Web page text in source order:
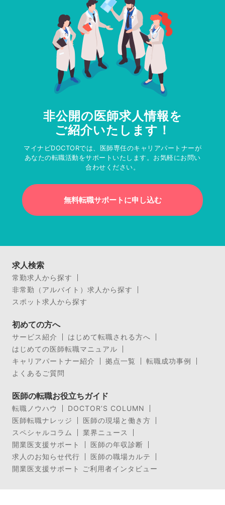
非公開の医師求人情報を
ご紹介いたします！
マイナビDOCTORでは、医師専任のキャリアパートナーが
あなたの転職活動をサポートいたします。お気軽にお問い
合わせください。
無料転職サポートに申し込む
求人検索
常勤求人から探す
非常勤（アルバイト）求人から探す
スポット求人から探す
初めての方へ
サービス紹介
はじめて転職される方へ
はじめての医師転職マニュアル
キャリアパートナー紹介
拠点一覧
転職成功事例
よくあるご質問
医師の転職お役立ちガイド
転職ノウハウ
DOCTOR’S COLUMN
医師転職ナレッジ
医師の現場と働き方
スペシャルコラム
業界ニュース
開業医支援サポート
医師の年収診断
求人のお知らせ代行
医師の職場カルテ
開業医支援サポート ご利用者インタビュー